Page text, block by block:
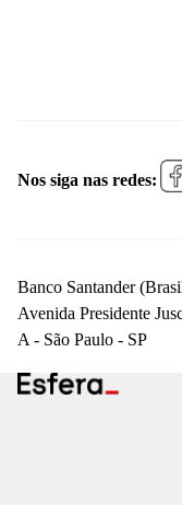
Nos siga nas redes:
Banco Santander
Avenida Presidente
A - São Paulo - SP